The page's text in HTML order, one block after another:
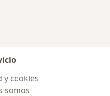
y cookies
somos